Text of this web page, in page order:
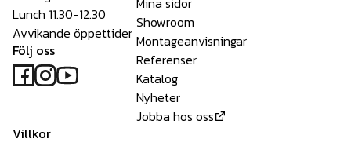
Lunch 11.30-12.30
Avvikande öppettider
Följ oss
Showroom
Montageanvisningar
Referenser
Katalog
Nyheter
Jobba hos oss
Villkor